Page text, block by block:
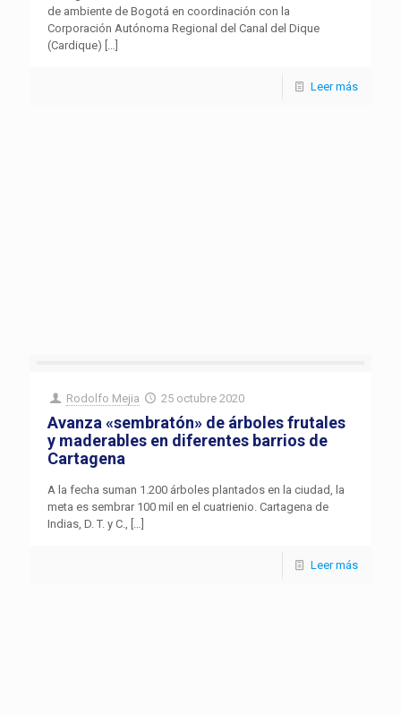
de ambiente de Bogotá en coordinación con la
Corporación Autónoma Regional del Canal del Dique
(Cardique) […]
Leer más
Rodolfo Mejia 25 octubre 2020
Avanza «sembratón» de árboles frutales
y maderables en diferentes barrios de
Cartagena
A la fecha suman 1.200 árboles plantados en la ciudad, la
meta es sembrar 100 mil en el cuatrienio. Cartagena de
Indias, D. T. y C.,
Leer más